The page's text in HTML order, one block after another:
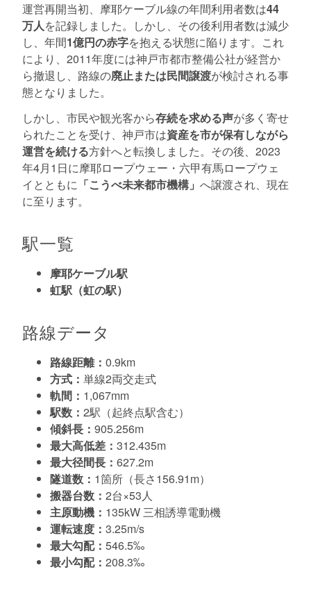
運営再開当初、摩耶ケーブル線の年間利用者数は44
万人を記録しました。しかし、その後利用者数は減少
し、年間1億円の赤字を抱える状態に陥ります。これ
により、2011年度には神戸市都市整備公社が経営か
ら撤退し、路線の廃止または民間譲渡が検討される事
態となりました。
しかし、市民や観光客から存続を求める声が多く寄せ
られたことを受け、神戸市は資産を市が保有しながら
運営を続ける方針へと転換しました。その後、2023
年4月1日に摩耶ロープウェー・六甲有馬ロープウェ
イとともに 「こうべ未来都市機構」 へ譲渡され、現在
に至ります。
駅一覧
摩耶ケーブル駅
虹駅（虹の駅）
路線データ
路線距離： 0.9km
方式： 単線2両交走式
軌間： 1,067mm
駅数： 2駅（起終点駅含む）
傾斜長： 905.256m
最大高低差： 312.435m
最大径間長： 627.2m
隧道数： 1箇所（長さ156.91m）
搬器台数： 2台×53人
主原動機： 135kW 三相誘導電動機
運転速度： 3.25m/s
最大勾配： 546.5‰
最小勾配： 208.3‰